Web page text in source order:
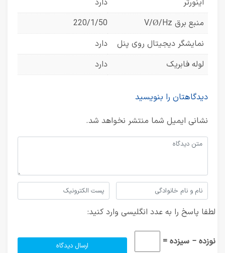
اینورتر
دارد
منبع برق V/Ø/Hz
220/1/50
نمایشگر دیجیتال روی پنل
دارد
لوله فابریک
دارد
دیدگاهتان را بنویسید
نشانی ایمیل شما منتشر نخواهد شد.
لطفا پاسخ را به عدد انگلیسی وارد کنید:
نوزده − سیزده =